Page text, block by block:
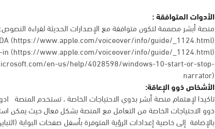
الأدوات المتوافقة :
منصة أبشر مصممة لتكون متوافقة مع الإصدارات الحديثة لقراءة النصوص:
(https://www.apple.com/voiceover/info/guide/_1124.html)
(https://www.apple.com/voiceover/info/guide/_1124.html)
en-us/help/4028598/windows-10-start-or-stop-
narrator)
الأشخاص ذوو الإعاقة:
تاكيدا لإهتمام منصة أبشر بذوي الاحتياجات الخاصة ، تستخدم المنصة
ذوو الاحتياجات الخاصة من التعامل مع المنصة بشكل فعال حيث يمكن
بالإضافة إلى خاصية إعدادات الرؤية المتوفرة بأسفل صفحات البوابة